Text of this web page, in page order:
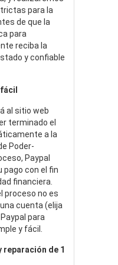
para la
de que la
para
reciba la
y confiable
al sitio web
terminado el
a la
Poder-
Paypal
pago con el fin
financiera.
proceso no es
cuenta (elija
para
y fácil.
reparación de 1